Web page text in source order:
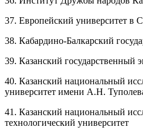
37. Европейский университет в
38. Кабардино-Балкарский
39. Казанский государственный
40. Казанский национальный
университет имени А.Н.
41. Казанский национальный
технологический университет